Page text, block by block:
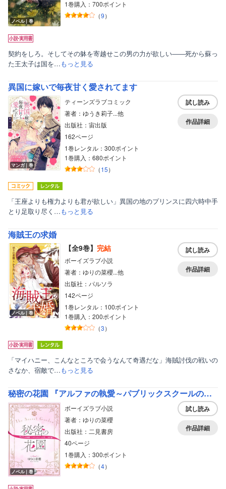
ノベル｜巻
1巻購入：700ポイント
（9）
契約をしろ。そしてその躰を寄越せこの男の力が欲しい――死から蘇っ
た王太子は国を…もっと見る
異国に嫁いで毎夜甘く愛されてます
マンガ｜巻
ティーンズラブコミック
著者：ゆうき莉子...他
出版社：宙出版
162ページ
1巻レンタル：300ポイント
1巻購入：680ポイント
（15）
試し読み
作品詳細
「王座よりも権力よりも君が欲しい」異国の地のプリンスに四六時中手
とり足取り尽く…もっと見る
海賊王の求婚
ノベル｜巻
【全9巻】 完結
ボーイズラブ小説
著者：ゆりの菜櫻...他
出版社：パルソラ
142ページ
1巻レンタル：100ポイント
1巻購入：200ポイント
（3）
試し読み
作品詳細
「マイハニー、こんなところで会うなんて奇遇だな」海賊討伐の戦いの
さなか、宿敵で…もっと見る
秘密の花園 『アルファの執愛～パブリックスクールの恋～』番外編
ノベル｜巻
ボーイズラブ小説
著者：ゆりの菜櫻
出版社：二見書房
40ページ
1巻購入：300ポイント
（4）
試し読み
作品詳細